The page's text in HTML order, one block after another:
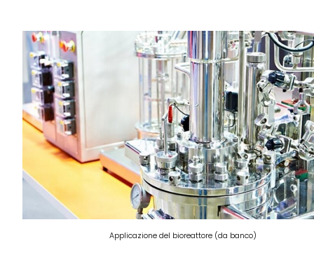
Applicazione del bioreattore (da banco)